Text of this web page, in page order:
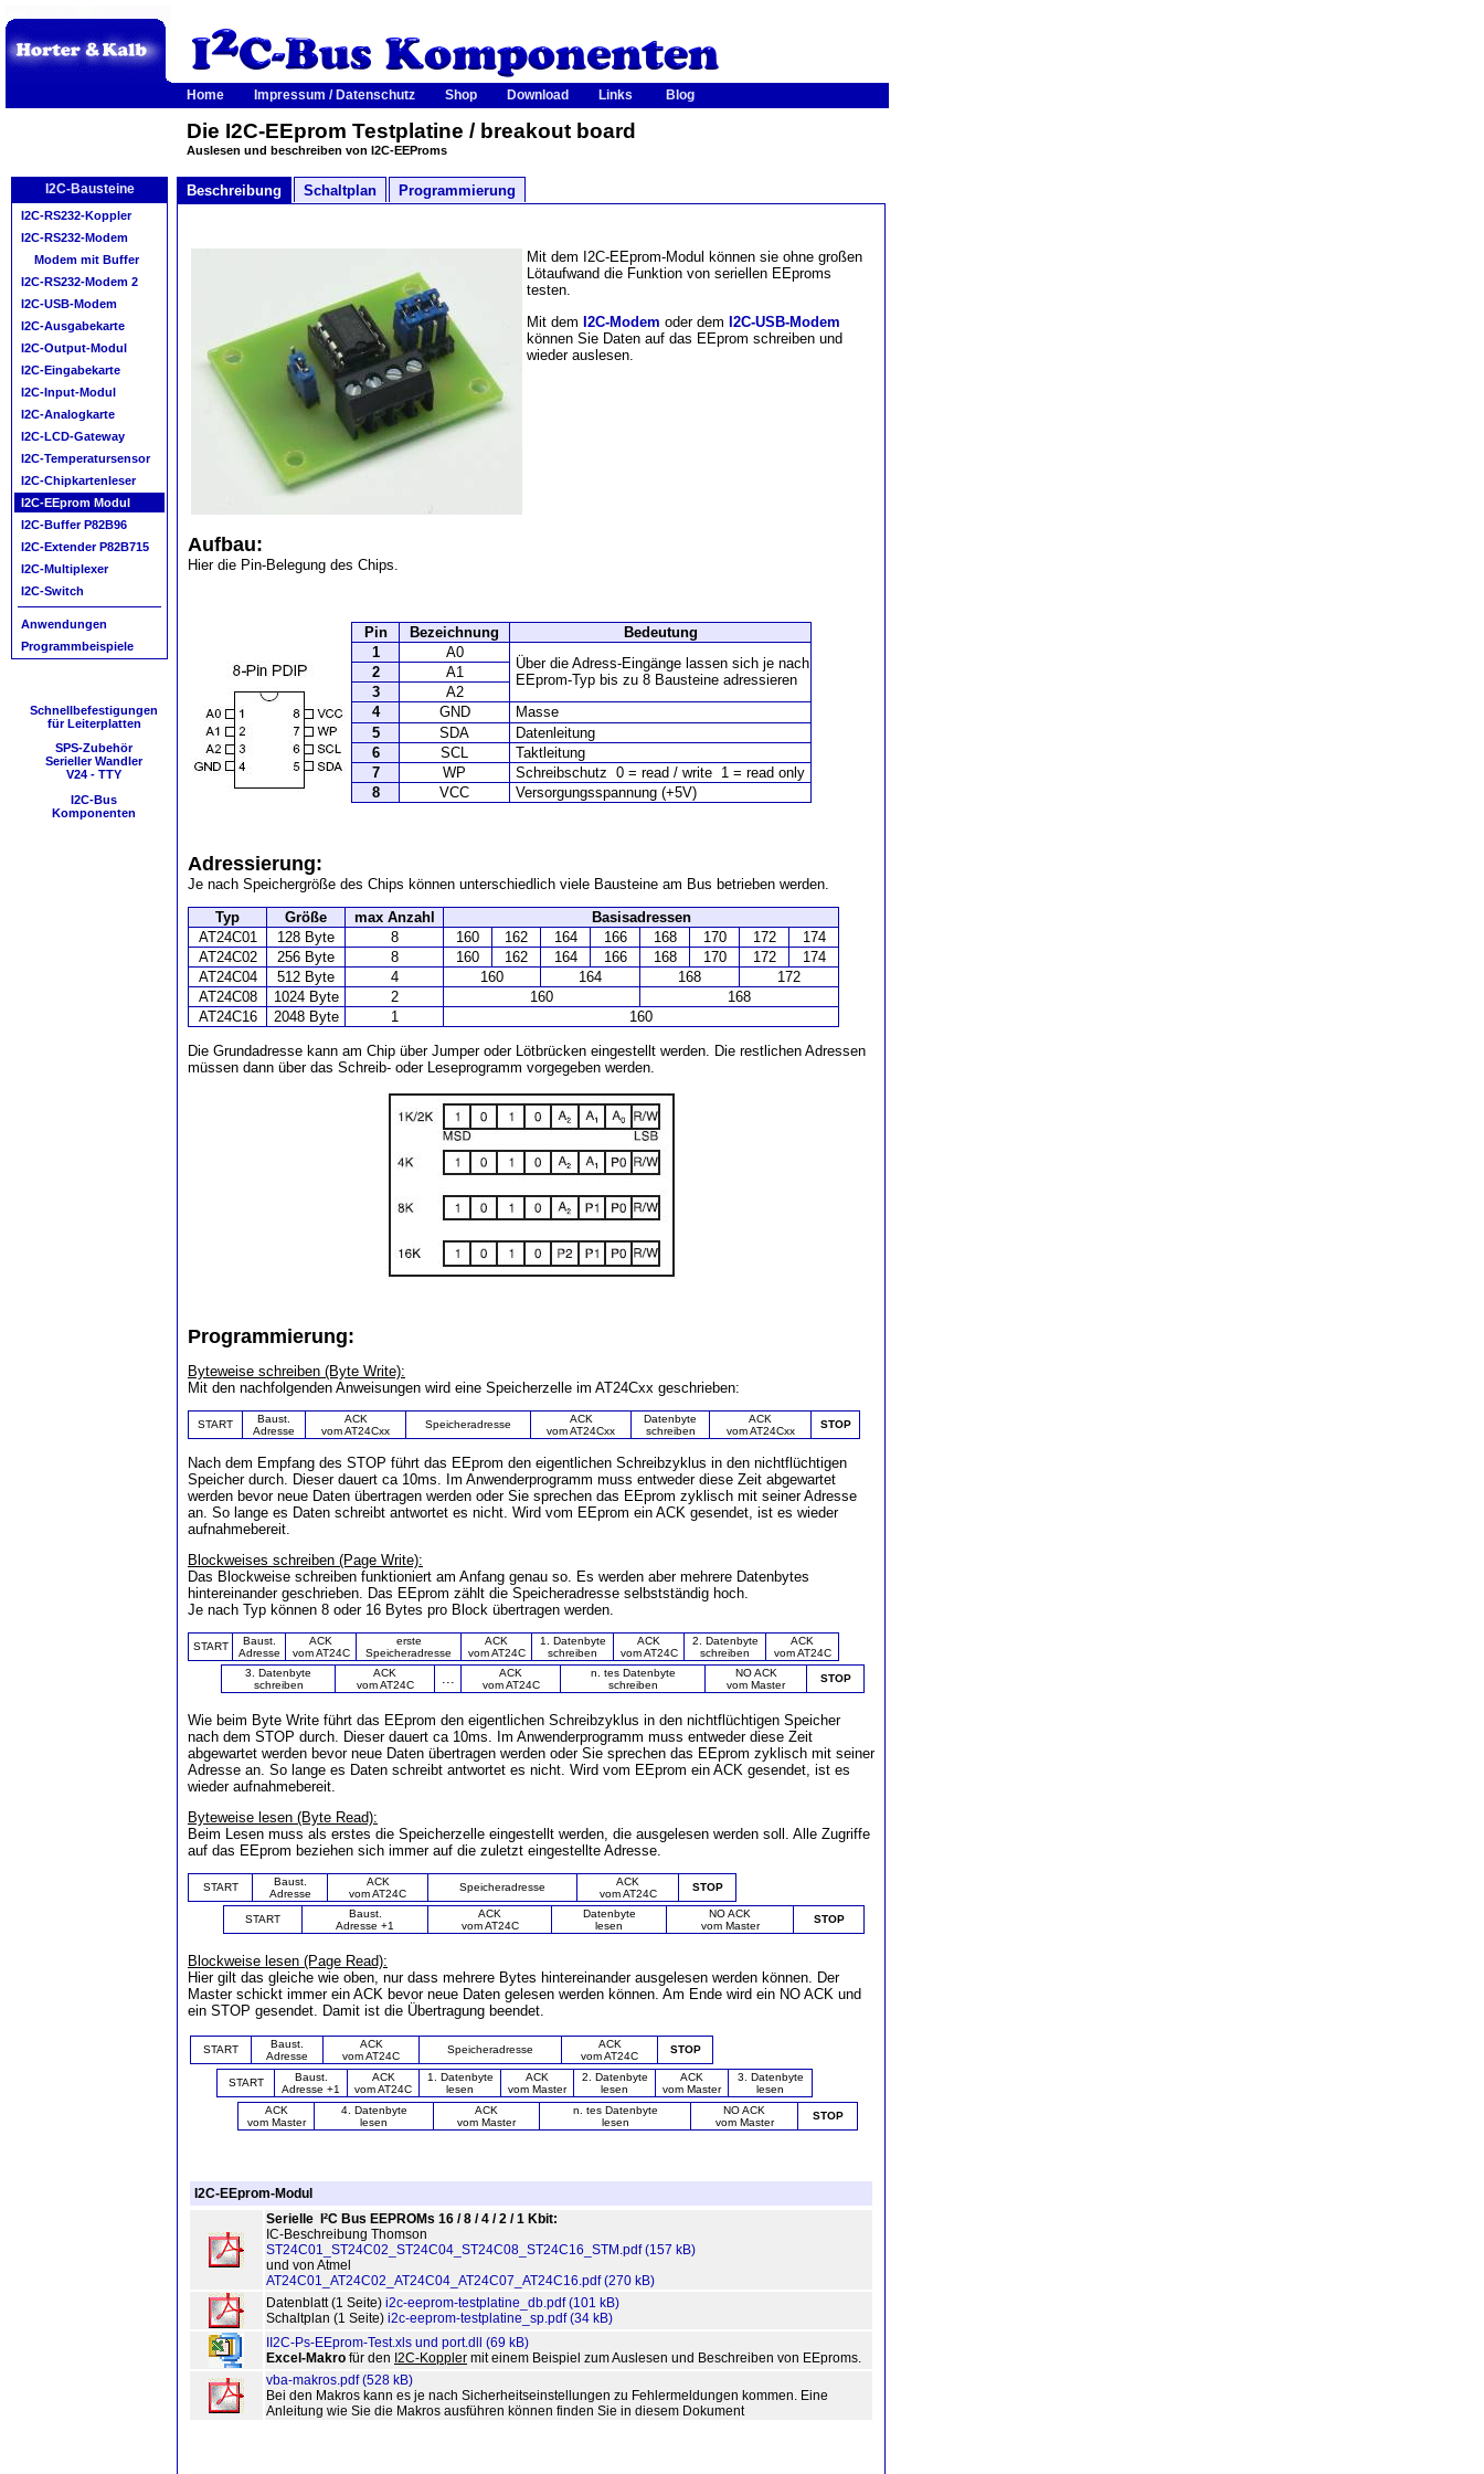
Home Impressum / Datenschutz Shop Download Links Blog
Die I2C-EEprom Testplatine / breakout board
Auslesen und beschreiben von I2C-EEProms
Beschreibung Schaltplan Programmierung
I2C-Bausteine
I2C-RS232-Koppler
I2C-RS232-Modem
Modem mit Buffer
I2C-RS232-Modem 2
I2C-USB-Modem
I2C-Ausgabekarte
I2C-Output-Modul
I2C-Eingabekarte
I2C-Input-Modul
I2C-Analogkarte
I2C-LCD-Gateway
I2C-Temperatursensor
I2C-Chipkartenleser
I2C-EEprom Modul
I2C-Buffer P82B96
I2C-Extender P82B715
I2C-Multiplexer
I2C-Switch
Anwendungen
Programmbeispiele
Schnellbefestigungen
für Leiterplatten
SPS-Zubehör
Serieller Wandler
V24 - TTY
I2C-Bus
Komponenten
Mit dem I2C-EEprom-Modul können sie ohne großen
Lötaufwand die Funktion von seriellen EEproms
testen.
Mit dem I2C-Modem oder dem I2C-USB-Modem
können Sie Daten auf das EEprom schreiben und
wieder auslesen.
Aufbau:
Hier die Pin-Belegung des Chips.
Pin Bezeichnung
Bedeutung
1
A0
Über die Adress-Eingänge lassen sich je nach
EEprom-Typ bis zu 8 Bausteine adressieren
2
A1
3
A2
4
GND
Masse
5
SDA
Datenleitung
6
SCL
Taktleitung
7
WP
Schreibschutz 0 = read / write 1 = read only
8
VCC Versorgungsspannung (+5V)
Adressierung:
Je nach Speichergröße des Chips können unterschiedlich viele Bausteine am Bus betrieben werden.
Typ Größe max Anzahl
Basisadressen
AT24C01
128 Byte 8 160 162 164 166 168 170 172
174
AT24C02
256 Byte 8 160 162 164 166 168 170 172
174
AT24C04
512 Byte 4 160 164 168
172
AT24C08
1024 Byte 2 160
168
AT24C16
2048 Byte 1 160
Die Grundadresse kann am Chip über Jumper oder Lötbrücken eingestellt werden. Die restlichen Adressen
müssen dann über das Schreib- oder Leseprogramm vorgegeben werden.
Programmierung:
Byteweise schreiben (Byte Write):
Mit den nachfolgenden Anweisungen wird eine Speicherzelle im AT24Cxx geschrieben:
START
Baust.
Adresse
ACK
vom AT24Cxx
Speicheradresse
ACK
vom AT24Cxx
Datenbyte
schreiben
ACK
vom AT24Cxx
STOP
Nach dem Empfang des STOP führt das EEprom den eigentlichen Schreibzyklus in den nichtflüchtigen
Speicher durch. Dieser dauert ca 10ms. Im Anwenderprogramm muss entweder diese Zeit abgewartet
werden bevor neue Daten übertragen werden oder Sie sprechen das EEprom zyklisch mit seiner Adresse
an. So lange es Daten schreibt antwortet es nicht. Wird vom EEprom ein ACK gesendet, ist es wieder
aufnahmebereit.
Blockweises schreiben (Page Write):
Das Blockweise schreiben funktioniert am Anfang genau so. Es werden aber mehrere Datenbytes
hintereinander geschrieben. Das EEprom zählt die Speicheradresse selbstständig hoch.
Je nach Typ können 8 oder 16 Bytes pro Block übertragen werden.
START
Baust.
Adresse
ACK
vom AT24C
erste
Speicheradresse
ACK
vom AT24C
1. Datenbyte
schreiben
ACK
vom AT24C
2. Datenbyte
schreiben
ACK
vom AT24C
3. Datenbyte
schreiben
ACK
vom AT24C
...
ACK
vom AT24C
n. tes Datenbyte
schreiben
NO ACK
vom Master
STOP
Wie beim Byte Write führt das EEprom den eigentlichen Schreibzyklus in den nichtflüchtigen Speicher
nach dem STOP durch. Dieser dauert ca 10ms. Im Anwenderprogramm muss entweder diese Zeit
abgewartet werden bevor neue Daten übertragen werden oder Sie sprechen das EEprom zyklisch mit seiner
Adresse an. So lange es Daten schreibt antwortet es nicht. Wird vom EEprom ein ACK gesendet, ist es
wieder aufnahmebereit.
Byteweise lesen (Byte Read):
Beim Lesen muss als erstes die Speicherzelle eingestellt werden, die ausgelesen werden soll. Alle Zugriffe
auf das EEprom beziehen sich immer auf die zuletzt eingestellte Adresse.
START
Baust.
Adresse
ACK
vom AT24C
Speicheradresse
ACK
vom AT24C
STOP
START
Baust.
Adresse +1
ACK
vom AT24C
Datenbyte
lesen
NO ACK
vom Master
STOP
Blockweise lesen (Page Read):
Hier gilt das gleiche wie oben, nur dass mehrere Bytes hintereinander ausgelesen werden können. Der
Master schickt immer ein ACK bevor neue Daten gelesen werden können. Am Ende wird ein NO ACK und
ein STOP gesendet. Damit ist die Übertragung beendet.
START
Baust.
Adresse
ACK
vom AT24C
Speicheradresse
ACK
vom AT24C
STOP
START
Baust.
Adresse +1
ACK
vom AT24C
1. Datenbyte
lesen
ACK
vom Master
2. Datenbyte
lesen
ACK
vom Master
3. Datenbyte
lesen
ACK
vom Master
4. Datenbyte
lesen
ACK
vom Master
n. tes Datenbyte
lesen
NO ACK
vom Master
STOP
I2C-EEprom-Modul
Serielle I²C Bus EEPROMs 16 / 8 / 4 / 2 / 1 Kbit:
IC-Beschreibung Thomson
ST24C01_ST24C02_ST24C04_ST24C08_ST24C16_STM.pdf (157 kB)
und von Atmel
AT24C01_AT24C02_AT24C04_AT24C07_AT24C16.pdf (270 kB)
Datenblatt (1 Seite) i2c-eeprom-testplatine_db.pdf (101 kB)
Schaltplan (1 Seite) i2c-eeprom-testplatine_sp.pdf (34 kB)
II2C-Ps-EEprom-Test.xls und port.dll (69 kB)
Excel-Makro für den I2C-Koppler mit einem Beispiel zum Auslesen und Beschreiben von EEproms.
vba-makros.pdf (528 kB)
Bei den Makros kann es je nach Sicherheitseinstellungen zu Fehlermeldungen kommen. Eine
Anleitung wie Sie die Makros ausführen können finden Sie in diesem Dokument